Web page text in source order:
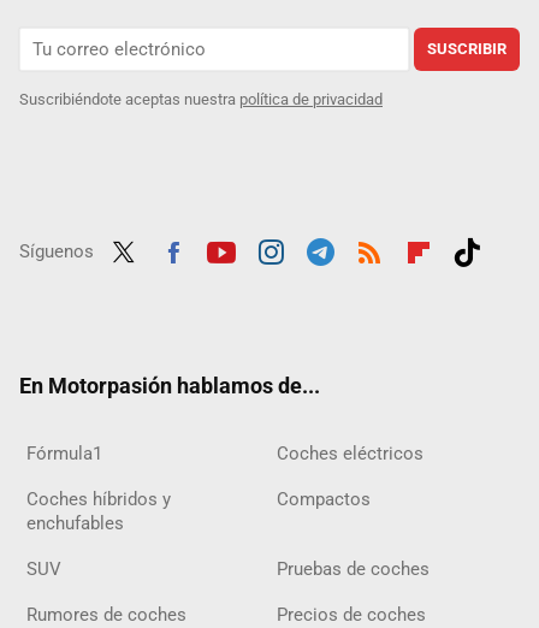
SUSCRIBIR
Suscribiéndote aceptas nuestra política de privacidad
Síguenos
En Motorpasión hablamos de...
Fórmula1 Coches eléctricos
Coches híbridos y
enchufables
Compactos
SUV Pruebas de coches
Rumores de coches Precios de coches